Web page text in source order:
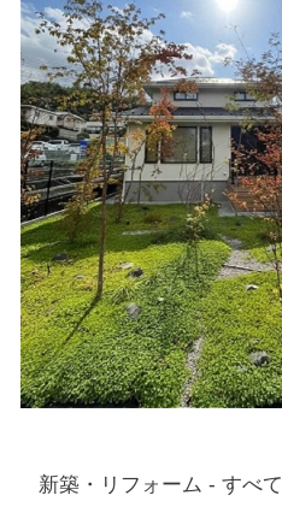
新築・リフォーム - すべ